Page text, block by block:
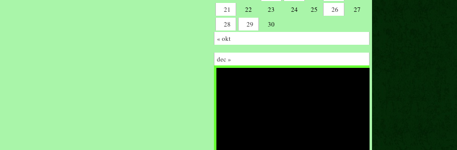
21
22 23 24 25 26
27
28
29
30
« okt
dec »